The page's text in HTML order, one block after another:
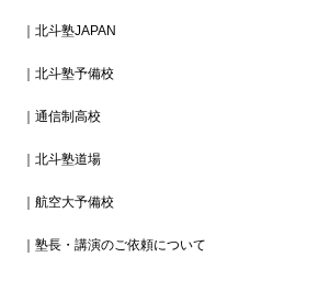
｜北斗塾JAPAN
｜北斗塾予備校
｜通信制高校
｜北斗塾道場
｜航空大予備校
｜塾長・講演のご依頼について